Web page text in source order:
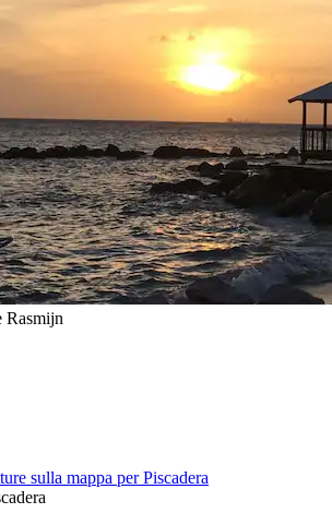
Rasmijn
sulla mappa per Piscadera